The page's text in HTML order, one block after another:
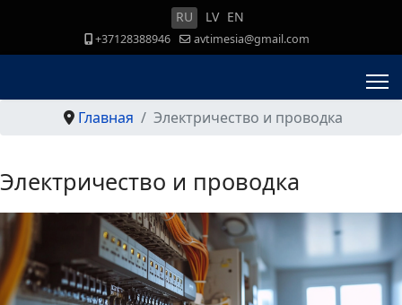
RU LV EN
+37128388946 avtimesia@gmail.com
Главная Электричество и проводка
Электричество и проводка